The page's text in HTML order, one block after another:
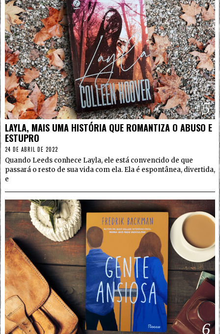
5
LAYLA, MAIS UMA HISTÓRIA QUE ROMANTIZA O ABUSO E
ESTUPRO
24 DE ABRIL DE 2022
Quando Leeds conhece Layla, ele está convencido de que
passará o resto de sua vida com ela. Ela é espontânea, divertida,
e
6